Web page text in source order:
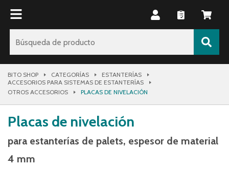
BITO SHOP CATEGORÍAS
ESTANTERÍAS
ACCESORIOS PARA SISTEMAS DE ESTANTERÍAS
OTROS ACCESORIOS
PLACAS DE NIVELACIÓN
Placas de nivelación
para estanterías de palets, espesor de material
4 mm